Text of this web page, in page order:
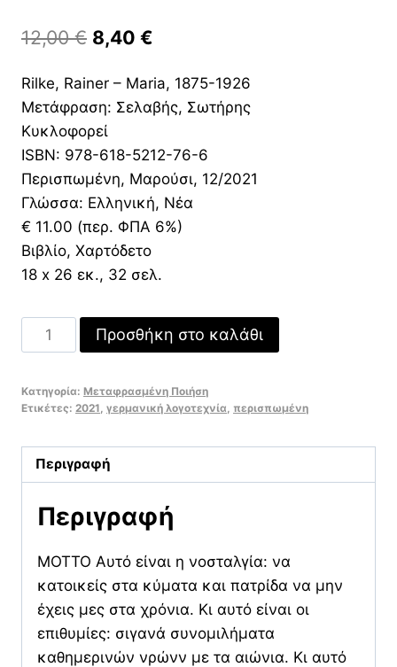
12,00€ Original
was:
12,00 €.
8,40 €
τιμή
8,40 €.
Rilke, Rainer – Maria, 1875-1926
Μετάφραση: Σελαβής, Σωτήρης
Κυκλοφορεί
ISBN: 978-618-5212-76-6
Περισπωμένη, Μαρούσι, 12/2021
Γλώσσα: Ελληνική, Νέα
€ 11.00 (περ. ΦΠΑ 6%)
Βιβλίο, Χαρτόδετο
18 x 26 εκ., 32 σελ.
Erinnerung
Μικρή
ανθολογία
Προσθήκη στο καλάθι
Κατηγορία: Μεταφρασμένη Ποιήση
Ετικέτες: 2021 γερμανική λογοτεχνία περισπωμένη
Περιγραφή
Περιγραφή
ΜΟΤΤΟ Αυτό είναι η νοσταλγία: να
κατοικείς στα κύματα και πατρίδα να μην
έχεις μες στα χρόνια. Κι αυτό είναι οι
επιθυμίες: σιγανά συνομιλήματα
καθημερινών νρώνν με τα αιώνια. Κι αυτό